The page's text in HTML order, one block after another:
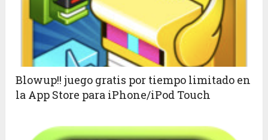
Blowup!! juego gratis por tiempo limitado en
la App Store para iPhone/iPod Touch